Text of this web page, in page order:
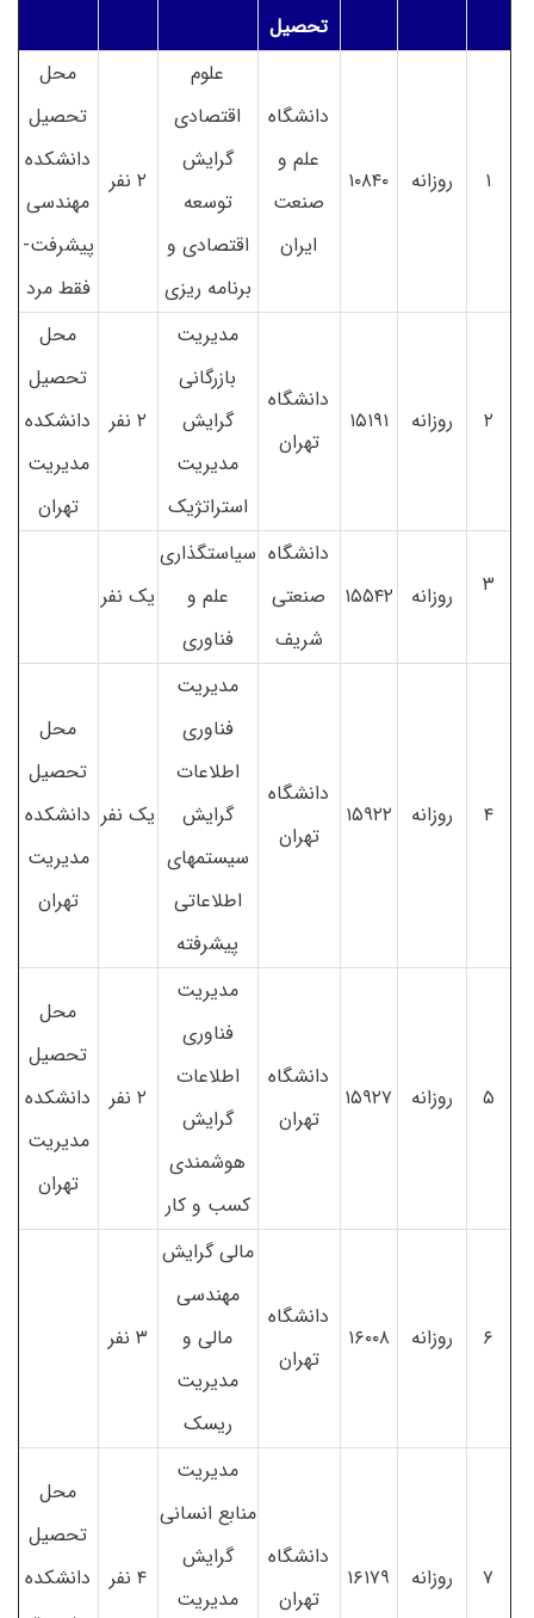
تحصیل
۱ روزانه ۱۰۸۴۰
دانشگاه
علم و
صنعت
ایران
علوم
اقتصادی
گرایش
توسعه
اقتصادی و
برنامه ریزی
۲ نفر
محل
تحصیل
دانشکده
مهندسی
پیشرفت-
فقط مرد
۲ روزانه ۱۵۱۹۱
دانشگاه
تهران
مدیریت
بازرگانی
گرایش
مدیریت
استراتژیک
۲ نفر
محل
تحصیل
دانشکده
مدیریت
تهران
۳ روزانه ۱۵۵۴۲
دانشگاه
صنعتی
شریف
سیاستگذاری
علم و
فناوری
یک نفر
۴ روزانه ۱۵۹۲۲
دانشگاه
تهران
مدیریت
فناوری
اطلاعات
گرایش
سیستمهای
اطلاعاتی
پیشرفته
یک نفر
محل
تحصیل
دانشکده
مدیریت
تهران
۵ روزانه ۱۵۹۲۷
دانشگاه
تهران
مدیریت
فناوری
اطلاعات
گرایش
هوشمندی
کسب و کار
۲ نفر
محل
تحصیل
دانشکده
مدیریت
تهران
۶ روزانه ۱۶۰۰۸
دانشگاه
تهران
مالی گرایش
مهندسی
مالی و
مدیریت
ریسک
۳ نفر
۷ روزانه ۱۶۱۷۹
دانشگاه
تهران
مدیریت
منابع انسانی
گرایش
مدیریت
۴ نفر
محل
تحصیل
دانشکده